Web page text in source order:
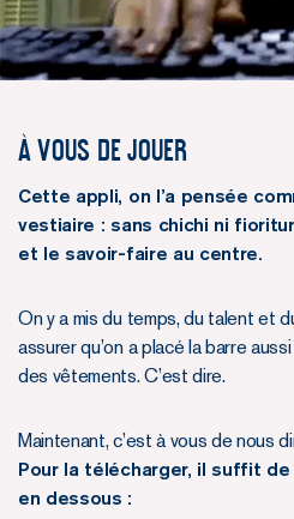
À vous de jouer
Cette appli, on l’a pensée
vestiaire : sans chichi ni
et le savoir-faire au centre.
On y a mis du temps, du talent et
assurer qu’on a placé la barre
des vêtements. C’est dire.
Maintenant, c’est à vous de nous
Pour la télécharger, il suffit
en dessous :